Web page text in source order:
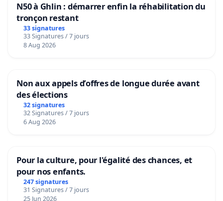
N50 à Ghlin : démarrer enfin la réhabilitation du
tronçon restant
33 signatures
33 Signatures / 7 jours
8 Aug 2026
Non aux appels d’offres de longue durée avant
des élections
32 signatures
32 Signatures / 7 jours
6 Aug 2026
Pour la culture, pour l'égalité des chances, et
pour nos enfants.
247 signatures
31 Signatures / 7 jours
25 Jun 2026